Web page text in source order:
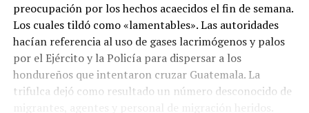
preocupación por los hechos acaecidos el fin de semana.
Los cuales tildó como «lamentables». Las autoridades
hacían referencia al uso de gases lacrimógenos y palos
por el Ejército y la Policía para dispersar a los
hondureños que intentaron cruzar Guatemala. La
trifulca dejó como resultado un número desconocido de